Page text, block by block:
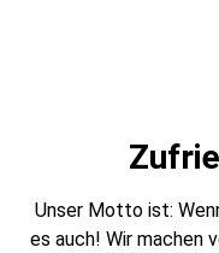
Unser Motto ist:
es auch! Wir machen